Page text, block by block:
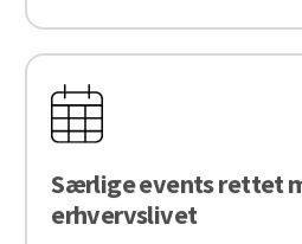
Særlige events rettet
erhvervslivet